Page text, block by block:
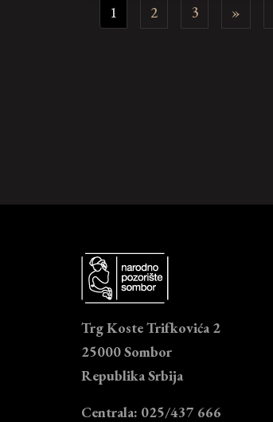
1 2 3 »
Trg Koste Trifkovića 2
25000 Sombor
Republika Srbija
Centrala: 025/437 666